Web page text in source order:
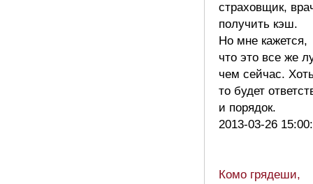
страховщик,
получить кэш.
Но мне кажется,
что это все же
чем сейчас.
то будет
и порядок.
2013-03-26
Комо грядеши,